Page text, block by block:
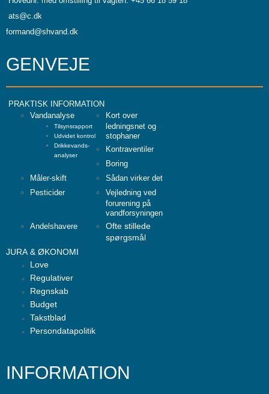
ats@c.dk
formand@shvand.dk
GENVEJE
PRAKTISK INFORMATION
Vandanalyse
Tilsynsrapport
Udvidet kontrol
Drikkevands-
analyser
Kort over
ledningsnet og
stophaner
Kontraventiler
Boring
Måler-skift
Sådan virker det
Pesticider
Vejledning ved
forurening på
vandforsyningen
Andelshavere
Ofte stillede
spørgsmål
JURA & ØKONOMI
Love
Regulativer
Regnskab
Budget
Takstblad
Persondatapolitik
INFORMATION